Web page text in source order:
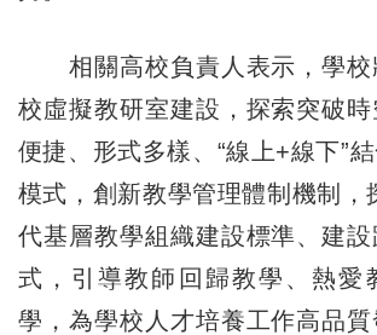
相關高校負責人表示，學校
校虛擬教研室建設，探索突破
便捷、形式多樣、“線上+線下”
模式，創新教學管理體制機制，
代基層教學組織建設標準、建
式，引導教師回歸教學、熱愛
學，為學校人才培養工作高品